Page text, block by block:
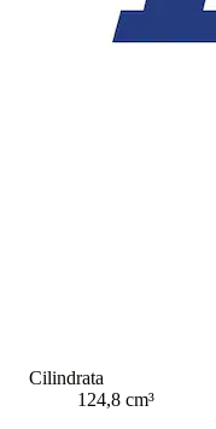
Cilindrata
124,8 cm³